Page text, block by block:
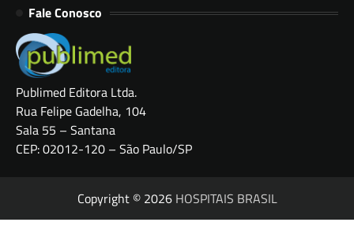
Fale Conosco
Publimed Editora Ltda.
Rua Felipe Gadelha, 104
Sala 55 – Santana
CEP: 02012-120 – São Paulo/SP
Copyright © 2026 HOSPITAIS BRASIL